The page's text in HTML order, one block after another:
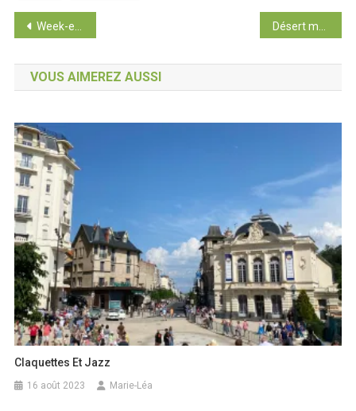
Navigation
de
l’article
Week-end dans la Loire
VOUS AIMEREZ AUSSI
Claquettes Et Jazz
16 août 2023 Marie-Léa